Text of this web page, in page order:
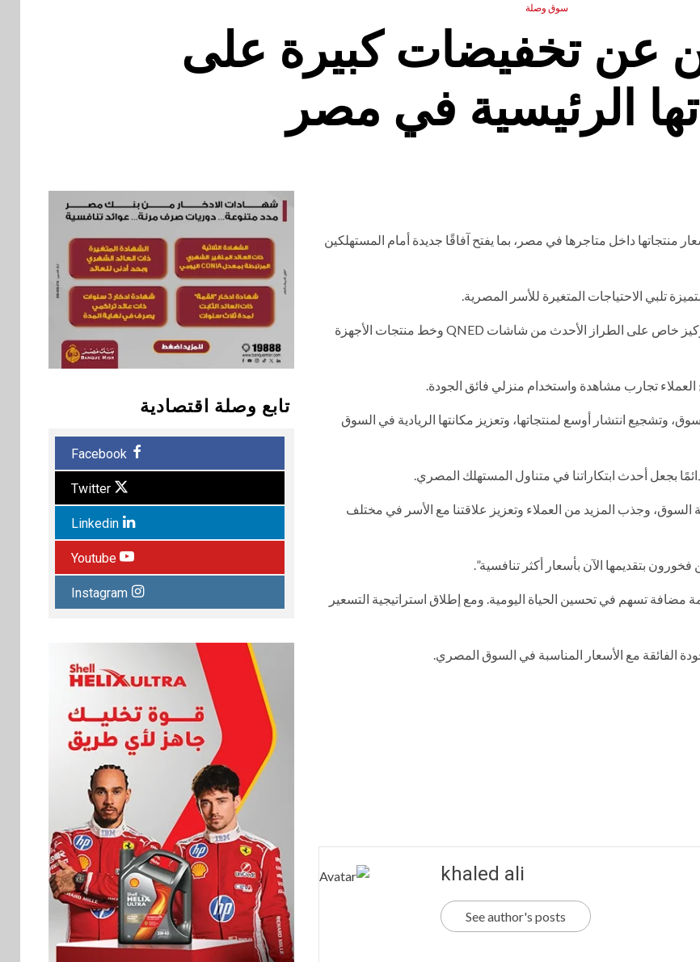
سوق وصلة
عن تخفيضات كبيرة على
الرئيسية في مصر
منتجاتها داخل متاجرها في مصر، بما يفتح آفاقًا جديدة أمام المستهلكين
تلبي الاحتياجات المتغيرة للأسر المصرية.
تشمل التخفيضات مجموعة واسعة من أحدث تقنيات “إل جي” مع تركيز خاص على الطراز الأحدث من شاشات QNED وخط منتجات الأجهزة
العملاء تجارب مشاهدة واستخدام منزلي فائق الجودة.
انتشار أوسع لمنتجاتها، وتعزيز مكانتها الريادية في السوق
بجعل أحدث ابتكاراتنا في متناول المستهلك المصري.
السوق، وجذب المزيد من العملاء وتعزيز علاقتنا مع الأسر في مختلف
تسهم في تحسين الحياة اليومية. ومع إطلاق استراتيجية التسعير
الفائقة مع الأسعار المناسبة في السوق المصري.
khaled ali
See author's posts
تابع وصلة اقتصادية
Facebook
Twitter
Linkedin
Youtube
Instagram